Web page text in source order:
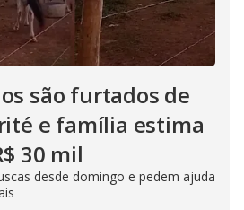
são furtados de
e família estima
30 mil
desde domingo e pedem ajuda